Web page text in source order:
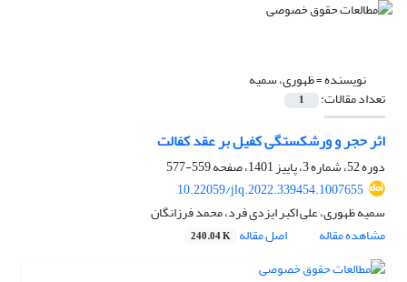
نویسنده =ظهوری، سمیه
تعداد مقالات: 1
اثر حجر و ورشکستگی کفیل بر عقد کفالت
دوره 52، شماره 3، پاییز 1401، صفحه
559-577
10.22059/jlq.2022.339454.1007655
سمیه ظهوری، علی اکبر ایزدی فرد، محمد فرزانگان
مشاهده مقاله
اصل مقاله 240.04 K